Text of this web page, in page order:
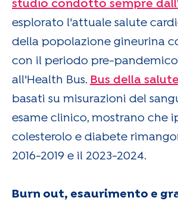
studio condotto sempre
esplorato l'attuale salute
della popolazione ginevrina
con il periodo pre-
all'Health Bus. Bus della salute
basati su misurazioni del
esame clinico, mostrano che
colesterolo e diabete
2016-2019 e il 2023-2024.
Burn out, esaurimento e